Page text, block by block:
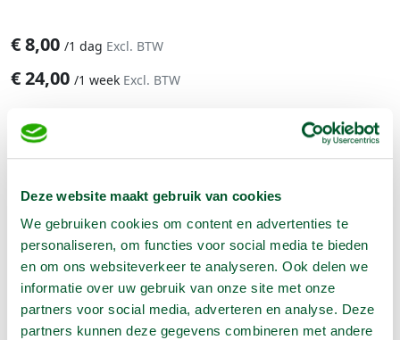
Deze website maakt gebruik van cookies
We gebruiken cookies om content en advertenties te
personaliseren, om functies voor social media te bieden
en om ons websiteverkeer te analyseren. Ook delen we
informatie over uw gebruik van onze site met onze
partners voor social media, adverteren en analyse. Deze
partners kunnen deze gegevens combineren met andere
€8,00 /1 dag Excl. BTW
€24,00 /1 week Excl. BTW
Reserveer nu
Geen klantenkaart wél korting
Weekend = 1 huurdag
Bezorg-ophaal service
Avond van te voren halen; geen probleem
Specialistische machines